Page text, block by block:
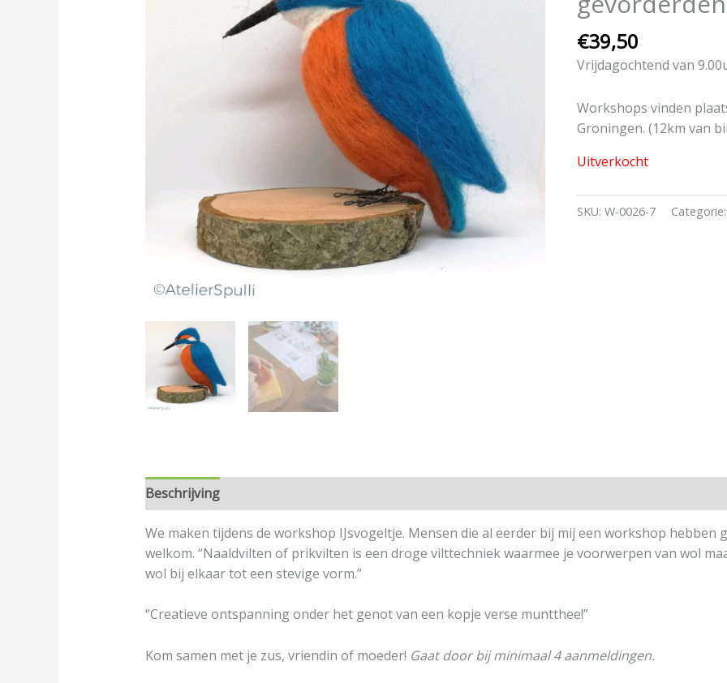
€39,50
Vrijdagochtend van
Workshops vinden
Groningen. (12km van
Uitverkocht
SKU:W-0026-7
Beschrijving
We maken tijdens de workshop IJsvogeltje. Mensen die al eerder bij mij een workshop hebben
welkom. “Naaldvilten of prikvilten is een droge vilttechniek waarmee je voorwerpen van wol
wol bij elkaar tot een stevige vorm.”
“Creatieve ontspanning onder het genot van een kopje verse muntthee!”
Kom samen met je zus, vriendin of moeder! Gaat door bij minimaal 4 aanmeldingen.